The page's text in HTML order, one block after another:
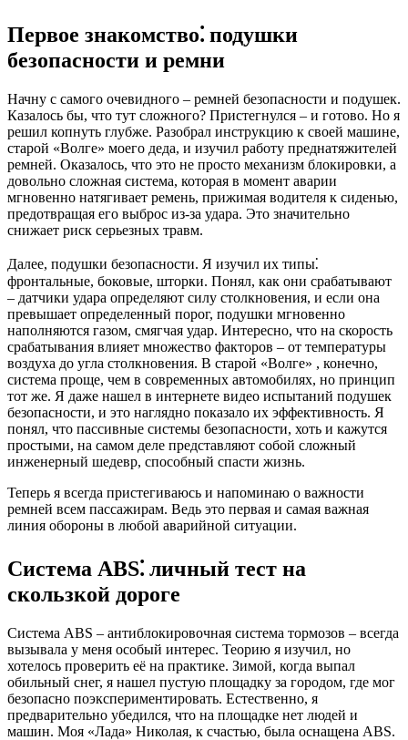
Первое знакомство⁚ подушки
безопасности и ремни
Начну с самого очевидного – ремней безопасности и подушек.
Казалось бы, что тут сложного? Пристегнулся – и готово. Но я
решил копнуть глубже. Разобрал инструкцию к своей машине,
старой «Волге» моего деда, и изучил работу преднатяжителей
ремней. Оказалось, что это не просто механизм блокировки, а
довольно сложная система, которая в момент аварии
мгновенно натягивает ремень, прижимая водителя к сиденью,
предотвращая его выброс из-за удара. Это значительно
снижает риск серьезных травм.
Далее, подушки безопасности. Я изучил их типы⁚
фронтальные, боковые, шторки. Понял, как они срабатывают
– датчики удара определяют силу столкновения, и если она
превышает определенный порог, подушки мгновенно
наполняются газом, смягчая удар. Интересно, что на скорость
срабатывания влияет множество факторов – от температуры
воздуха до угла столкновения. В старой «Волге» , конечно,
система проще, чем в современных автомобилях, но принцип
тот же. Я даже нашел в интернете видео испытаний подушек
безопасности, и это наглядно показало их эффективность. Я
понял, что пассивные системы безопасности, хоть и кажутся
простыми, на самом деле представляют собой сложный
инженерный шедевр, способный спасти жизнь.
Теперь я всегда пристегиваюсь и напоминаю о важности
ремней всем пассажирам. Ведь это первая и самая важная
линия обороны в любой аварийной ситуации.
Система ABS⁚ личный тест на
скользкой дороге
Система ABS – антиблокировочная система тормозов – всегда
вызывала у меня особый интерес. Теорию я изучил, но
хотелось проверить её на практике. Зимой, когда выпал
обильный снег, я нашел пустую площадку за городом, где мог
безопасно поэкспериментировать. Естественно, я
предварительно убедился, что на площадке нет людей и
машин. Моя «Лада» Николая, к счастью, была оснащена ABS.